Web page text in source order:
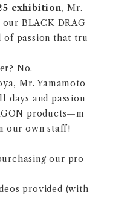
exhibition, Mr.
BLACK DRAG
of passion that tru
No.
Mr. Yamamoto
and passion
products—m
our own staff!
our pro
provided (with